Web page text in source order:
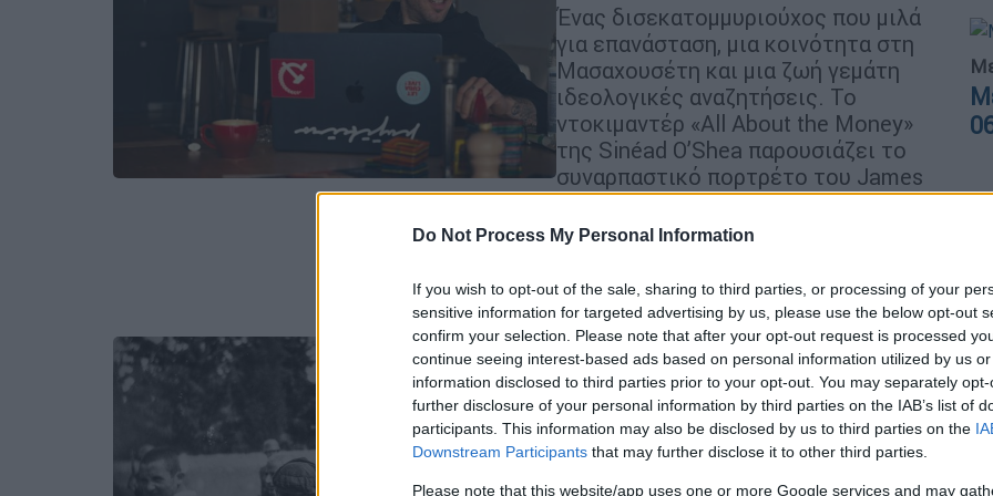
Do Not Process My Personal Information
If you wish to opt-out of the sale, sharing to third parties, or processing of your
sensitive information for targeted advertising by us, please use the below opt-out
confirm your selection. Please note that after your opt-out request is processed
continue seeing interest-based ads based on personal information utilized by us
information disclosed to third parties prior to your opt-out. You may separately
further disclosure of your personal information by third parties on the IAB’s list of
participants. This information may also be disclosed by us to third parties on the
Downstream Participants that may further disclose it to other third parties.
Please note that this website/app uses one or more Google services and may
Ένας δισεκατομμυριούχος που μιλά
για επανάσταση, μια κοινότητα στη
Μασαχουσέτη και μια ζωή γεμάτη
ιδεολογικές αναζητήσεις. Το
ντοκιμαντέρ «All About the Money»
της Sinéad O’Shea παρουσιάζει το
συναρπαστικό πορτρέτο του James
«Fergie» Chambers, ενός κληρονόμου
τεράστιας περιουσίας που επιλέγει
για πολιτικές και κοινωνικές δράσεις
Πολιτισμός 14.03.2026 12:00
Στο τελικό στάδιο η καταγραφή
των ταυτοτήτων των 200
εκτελεσθέντων της Καισαριανής
Οι εικόνες αυτές αναδεικνύουν τη